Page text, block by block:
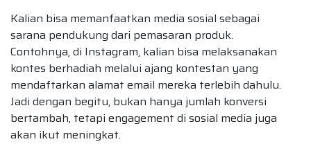
Kalian bisa memanfaatkan media sosial sebagai
sarana pendukung dari pemasaran produk.
Contohnya, di Instagram, kalian bisa melaksanakan
kontes berhadiah melalui ajang kontestan yang
mendaftarkan alamat email mereka terlebih dahulu.
Jadi dengan begitu, bukan hanya jumlah konversi
bertambah, tetapi engagement di sosial media juga
akan ikut meningkat.